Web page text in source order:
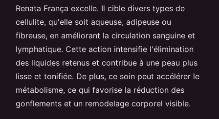
Renata França excelle. Il cible divers types de
cellulite, qu'elle soit aqueuse, adipeuse ou
fibreuse, en améliorant la circulation sanguine et
lymphatique. Cette action intensifie l'élimination
des liquides retenus et contribue à une peau plus
lisse et tonifiée. De plus, ce soin peut accélérer le
métabolisme, ce qui favorise la réduction des
gonflements et un remodelage corporel visible.